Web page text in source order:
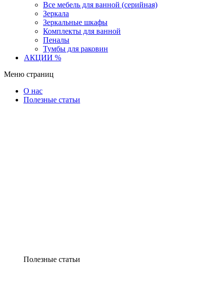
Все мебель для ванной (серийная)
Зеркала
Зеркальные шкафы
Комплекты для ванной
Пеналы
Тумбы для раковин
АКЦИИ %
Меню страниц
О нас
Полезные статьи
Полезные статьи